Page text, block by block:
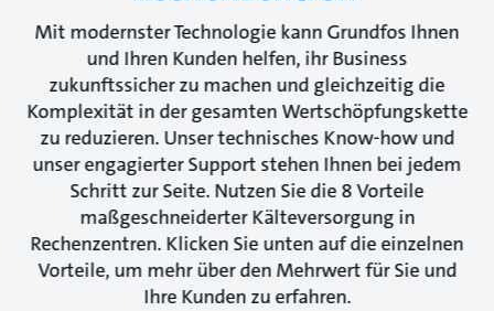
Mit modernster Technologie kann Grundfos Ihnen
und Ihren Kunden helfen, ihr Business
zukunftssicher zu machen und gleichzeitig die
Komplexität in der gesamten Wertschöpfungskette
zu reduzieren. Unser technisches Know-how und
unser engagierter Support stehen Ihnen bei jedem
Schritt zur Seite. Nutzen Sie die 8 Vorteile
maßgeschneiderter Kälteversorgung in
Rechenzentren. Klicken Sie unten auf die einzelnen
Vorteile, um mehr über den Mehrwert für Sie und
Ihre Kunden zu erfahren.